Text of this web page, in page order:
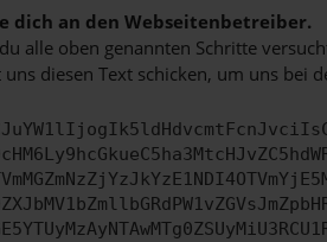
dich an den Webseitenbetreiber.
alle oben genannten Schritte
uns diesen Text schicken, um uns bei